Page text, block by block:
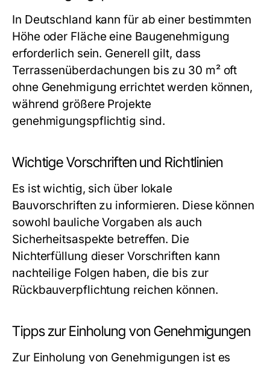
In Deutschland kann für ab einer bestimmten
Höhe oder Fläche eine Baugenehmigung
erforderlich sein. Generell gilt, dass
Terrassenüberdachungen bis zu 30 m² oft
ohne Genehmigung errichtet werden können,
während größere Projekte
genehmigungspflichtig sind.
Wichtige Vorschriften und Richtlinien
Es ist wichtig, sich über lokale
Bauvorschriften zu informieren. Diese können
sowohl bauliche Vorgaben als auch
Sicherheitsaspekte betreffen. Die
Nichterfüllung dieser Vorschriften kann
nachteilige Folgen haben, die bis zur
Rückbauverpflichtung reichen können.
Tipps zur Einholung von Genehmigungen
Zur Einholung von Genehmigungen ist es